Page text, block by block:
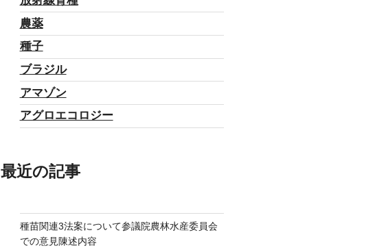
農薬
種子
ブラジル
アマゾン
アグロエコロジー
最近の記事
種苗関連3法案について参議院農林水産委員会
での意見陳述内容